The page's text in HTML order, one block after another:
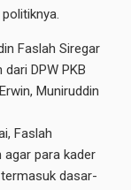
Faslah Siregar
DPW PKB
Muniruddin
Faslah
agar para kader
dasar-